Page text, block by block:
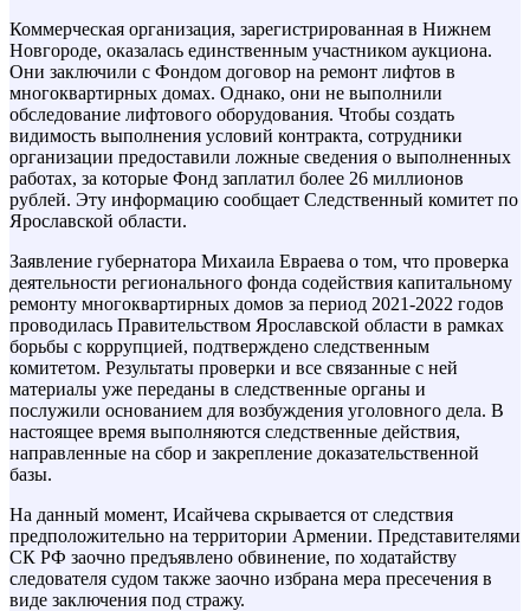
Коммерческая организация, зарегистрированная в Нижнем
Новгороде, оказалась единственным участником аукциона.
Они заключили с Фондом договор на ремонт лифтов в
многоквартирных домах. Однако, они не выполнили
обследование лифтового оборудования. Чтобы создать
видимость выполнения условий контракта, сотрудники
организации предоставили ложные сведения о выполненных
работах, за которые Фонд заплатил более 26 миллионов
рублей. Эту информацию сообщает Следственный комитет по
Ярославской области.
Заявление губернатора Михаила Евраева о том, что проверка
деятельности регионального фонда содействия капитальному
ремонту многоквартирных домов за период 2021-2022 годов
проводилась Правительством Ярославской области в рамках
борьбы с коррупцией, подтверждено следственным
комитетом. Результаты проверки и все связанные с ней
материалы уже переданы в следственные органы и
послужили основанием для возбуждения уголовного дела. В
настоящее время выполняются следственные действия,
направленные на сбор и закрепление доказательственной
базы.
На данный момент, Исайчева скрывается от следствия
предположительно на территории Армении. Представителями
СК РФ заочно предъявлено обвинение, по ходатайству
следователя судом также заочно избрана мера пресечения в
виде заключения под стражу.